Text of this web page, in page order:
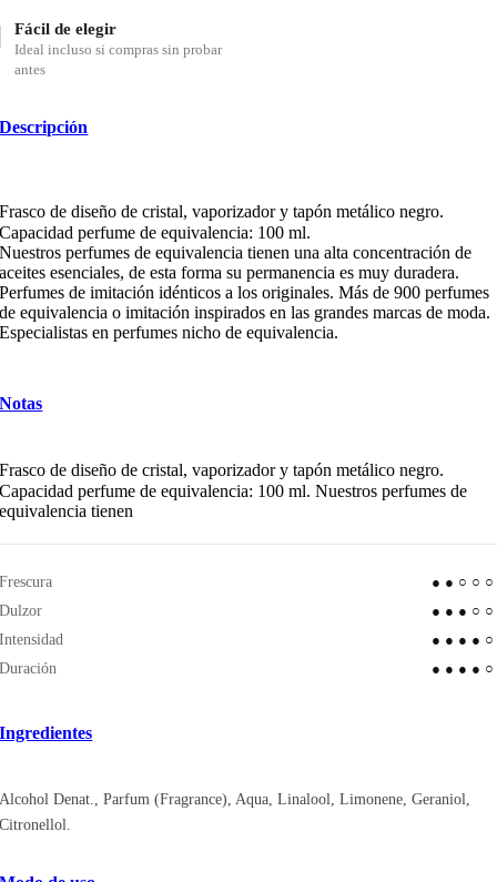
Fácil de elegir
Ideal incluso si compras sin probar
antes
Descripción
Frasco de diseño de cristal, vaporizador y tapón metálico negro.
Capacidad perfume de equivalencia: 100 ml.
Nuestros perfumes de equivalencia tienen una alta concentración de
aceites esenciales, de esta forma su permanencia es muy duradera.
Perfumes de imitación idénticos a los originales. Más de 900 perfumes
de equivalencia o imitación inspirados en las grandes marcas de moda.
Especialistas en perfumes nicho de equivalencia.
Notas
Frasco de diseño de cristal, vaporizador y tapón metálico negro.
Capacidad perfume de equivalencia: 100 ml. Nuestros perfumes de
equivalencia tienen
Frescura
●●○○○
Dulzor
●●●○○
Intensidad
●●●●○
Duración
●●●●○
Ingredientes
Alcohol Denat., Parfum (Fragrance), Aqua, Linalool, Limonene, Geraniol,
Citronellol.